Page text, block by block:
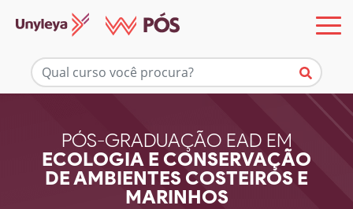
PÓS-GRADUAÇÃO EAD EM
ECOLOGIA E CONSERVAÇÃO
DE AMBIENTES COSTEIROS E
MARINHOS
Mais informações